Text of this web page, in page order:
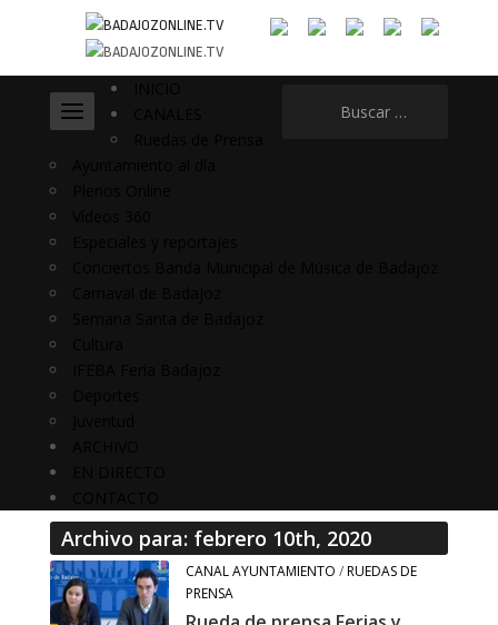
Archivo para: febrero 10th, 2020
CANAL AYUNTAMIENTO /RUEDAS DE
PRENSA